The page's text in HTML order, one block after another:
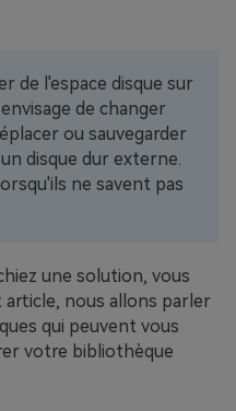
de l'espace disque sur
de changer
ou sauvegarder
disque dur externe.
ne savent pas
une solution, vous
nous allons parler
qui peuvent vous
votre bibliothèque